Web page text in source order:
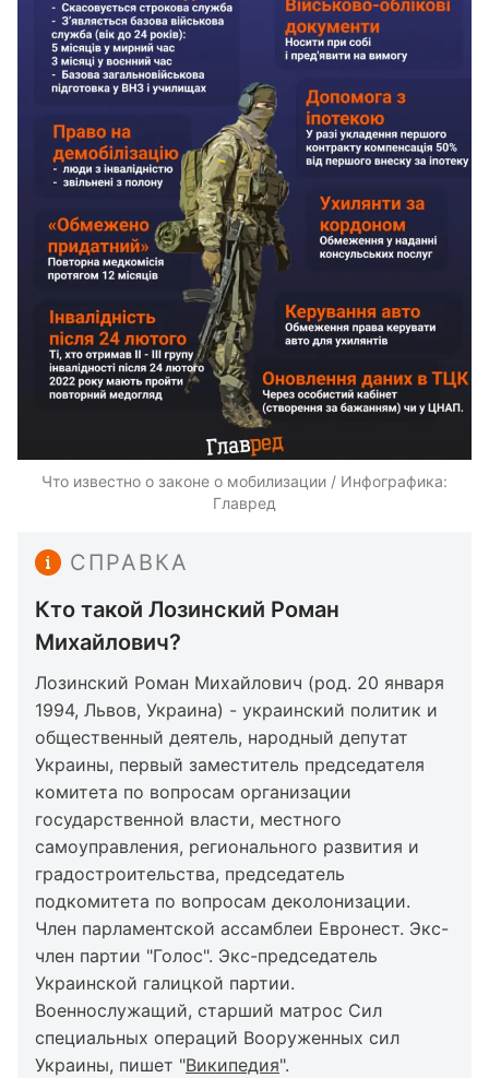
Что известно о законе о мобилизации / Инфографика:
Главред
СПРАВКА
Кто такой Лозинский Роман
Михайлович?
Лозинский Роман Михайлович (род. 20 января
1994, Львов, Украина) - украинский политик и
общественный деятель, народный депутат
Украины, первый заместитель председателя
комитета по вопросам организации
государственной власти, местного
самоуправления, регионального развития и
градостроительства, председатель
подкомитета по вопросам деколонизации.
Член парламентской ассамблеи Евронест. Экс-
член партии "Голос". Экс-председатель
Украинской галицкой партии.
Военнослужащий, старший матрос Сил
специальных операций Вооруженных сил
Украины, пишет "Википедия".